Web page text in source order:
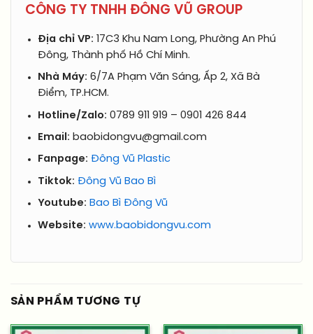
CÔNG TY TNHH ĐÔNG VŨ GROUP
Địa chỉ VP: 17C3 Khu Nam Long, Phường An Phú
Đông, Thành phố Hồ Chí Minh.
Nhà Máy: 6/7A Phạm Văn Sáng, Ấp 2, Xã Bà
Điểm, TP.HCM.
Hotline/Zalo: 0789 911 919 – 0901 426 844
Email: baobidongvu@gmail.com
Fanpage: Đông Vũ Plastic
Tiktok: Đông Vũ Bao Bì
Youtube: Bao Bì Đông Vũ
Website: www.baobidongvu.com
SẢN PHẨM TƯƠNG TỰ